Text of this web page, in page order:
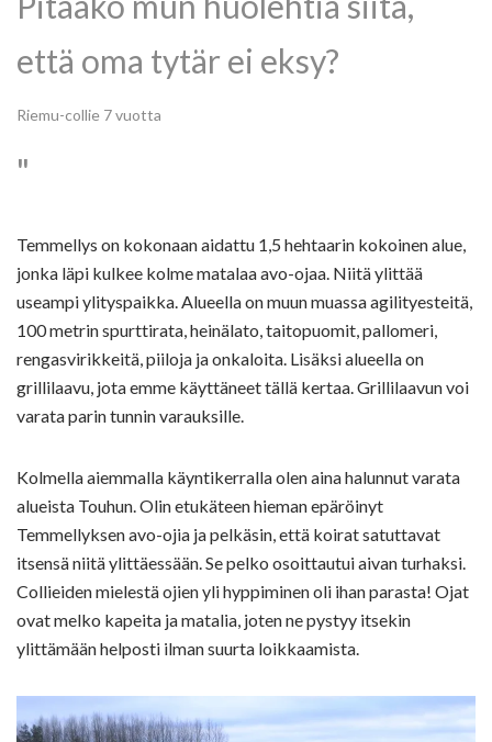
että oma tytär ei eksy?
Riemu-collie 7 vuotta
Temmellys on kokonaan aidattu 1,5 hehtaarin kokoinen alue,
jonka läpi kulkee kolme matalaa avo-ojaa. Niitä ylittää
useampi ylityspaikka. Alueella on muun muassa agilityesteitä,
100 metrin spurttirata, heinälato, taitopuomit, pallomeri,
rengasvirikkeitä, piiloja ja onkaloita. Lisäksi alueella on
grillilaavu, jota emme käyttäneet tällä kertaa. Grillilaavun voi
varata parin tunnin varauksille.
Kolmella aiemmalla käyntikerralla olen aina halunnut varata
alueista Touhun. Olin etukäteen hieman epäröinyt
Temmellyksen avo-ojia ja pelkäsin, että koirat satuttavat
itsensä niitä ylittäessään. Se pelko osoittautui aivan turhaksi.
Collieiden mielestä ojien yli hyppiminen oli ihan parasta! Ojat
ovat melko kapeita ja matalia, joten ne pystyy itsekin
ylittämään helposti ilman suurta loikkaamista.